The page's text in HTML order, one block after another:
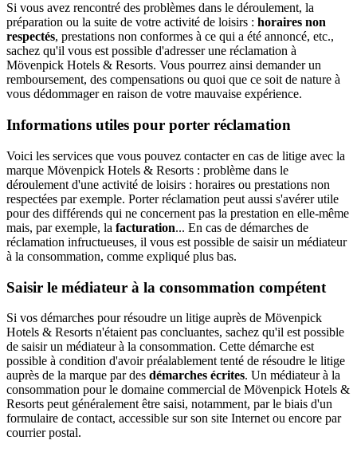
Si vous avez rencontré des problèmes dans le déroulement, la
préparation ou la suite de votre activité de loisirs : horaires non
respectés, prestations non conformes à ce qui a été annoncé, etc.,
sachez qu'il vous est possible d'adresser une réclamation à
Mövenpick Hotels & Resorts. Vous pourrez ainsi demander un
remboursement, des compensations ou quoi que ce soit de nature à
vous dédommager en raison de votre mauvaise expérience.
Informations utiles pour porter réclamation
Voici les services que vous pouvez contacter en cas de litige avec la
marque Mövenpick Hotels & Resorts : problème dans le
déroulement d'une activité de loisirs : horaires ou prestations non
respectées par exemple. Porter réclamation peut aussi s'avérer utile
pour des différends qui ne concernent pas la prestation en elle-même
mais, par exemple, la facturation... En cas de démarches de
réclamation infructueuses, il vous est possible de saisir un médiateur
à la consommation, comme expliqué plus bas.
Saisir le médiateur à la consommation compétent
Si vos démarches pour résoudre un litige auprès de Mövenpick
Hotels & Resorts n'étaient pas concluantes, sachez qu'il est possible
de saisir un médiateur à la consommation. Cette démarche est
possible à condition d'avoir préalablement tenté de résoudre le litige
auprès de la marque par des démarches écrites. Un médiateur à la
consommation pour le domaine commercial de Mövenpick Hotels &
Resorts peut généralement être saisi, notamment, par le biais d'un
formulaire de contact, accessible sur son site Internet ou encore par
courrier postal.